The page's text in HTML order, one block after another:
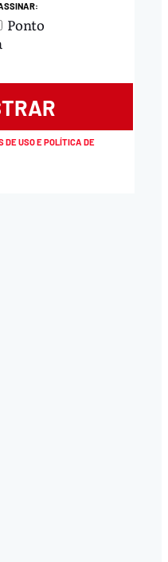
Ponto
DE USO E POLÍTICA DE